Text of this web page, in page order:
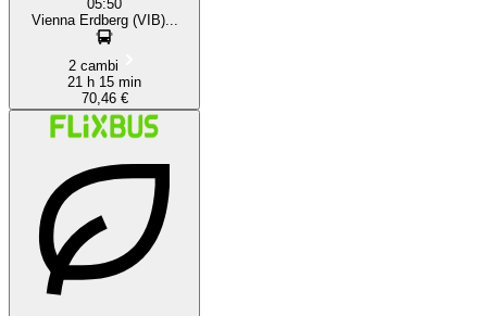
05:50
Vienna Erdberg (VIB)...
2 cambi
21 h 15 min
70,46 €